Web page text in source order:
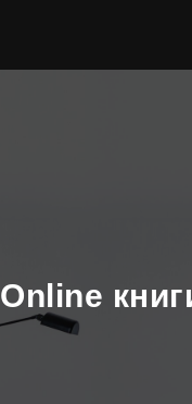
Online